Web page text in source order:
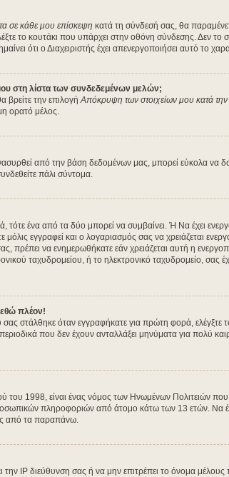
σε κάθε μου επίσκεψη κατά τη σύνδεσή σας, θα
το κουτάκι που υπάρχει στην οθόνη σύνδεσης. Δεν
ότι ο Διαχειριστής έχει απενεργοποιήσει αυτό το
στη λίστα των συνδεδεμένων μελών;
βρείτε την επιλογήΑπόκρυψη των στοιχείων μου κατά την
ορατό μέλος.
από την βάση δεδομένων μας, μπορεί εύκολα να
πάλι σύντομα.
τότε ένα από τα δύο μπορεί να συμβαίνει. Ή Να έχει
εγγραφεί και ο λογαριασμός σας να χρειάζεται
να ενημερωθήκατε εάν χρειάζεται αυτή η
ταχυδρομείου, ή το ηλεκτρονικό ταχυδρομείο,
πλέον!
στάλθηκε όταν εγγραφήκατε για πρώτη φορά,
που δεν έχουν ανταλλάξει μηνύματα για πολύ
του 1998, είναι ένας νόμος των Ηνωμένων Πολιτειών
πληροφοριών από άτομο κάτω των 13 ετών. Να
από τα παραπάνω.
την IP διεύθυνση σας ή να μην επιτρέπει το όνομα